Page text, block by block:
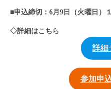
■申込締切：6月9日（火曜日）
◇詳細はこちら
詳細
参加申